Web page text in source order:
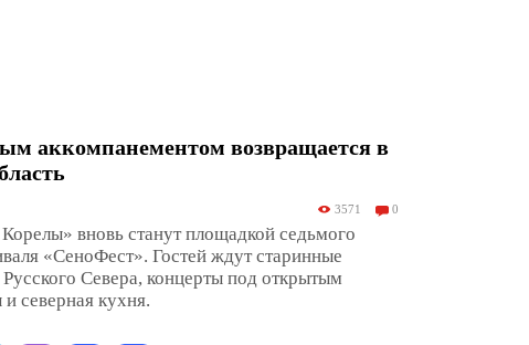
аккомпанементом возвращается в
3571 0
вновь станут площадкой седьмого
«СеноФест». Гостей ждут старинные
Севера, концерты под открытым
северная кухня.